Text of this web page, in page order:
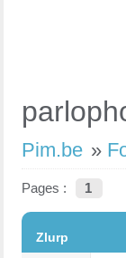
Pim.be »
Pages : 1
Zlurp